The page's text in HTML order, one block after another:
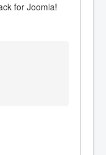
for Joomla!